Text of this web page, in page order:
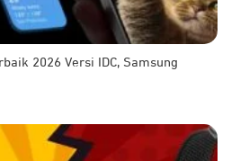
2026 Versi IDC, Samsung